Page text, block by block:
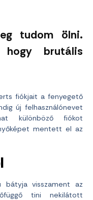
tudom ölni.
brutális
fiókjait a fenyegető
új felhasználónevet
különböző fiókot
mentett el az
bátyja visszament az
tini nekilátott